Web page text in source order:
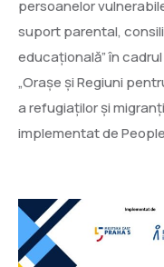
persoanelor
suport parental,
educațională” în
„Orașe și Regiuni
a refugiaților și
implementat de